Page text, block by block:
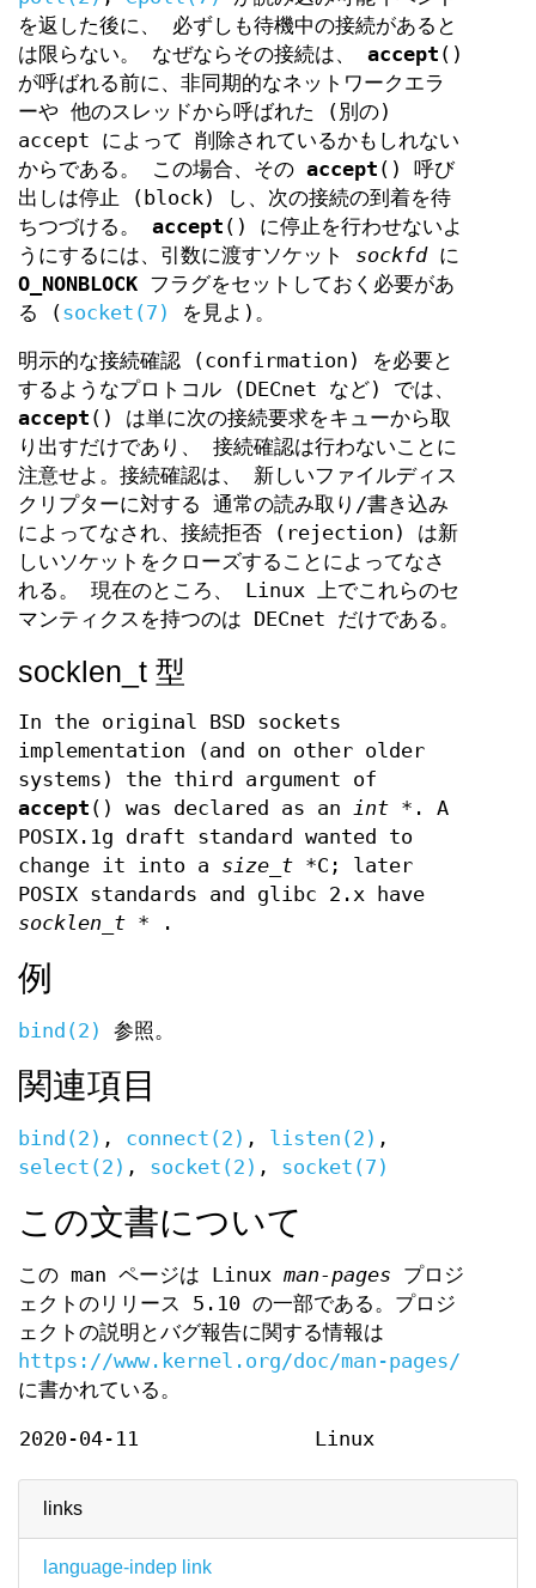
links
language-indep link
を返した後に、 必ずしも待機中の接続があると
は限らない。 なぜならその接続は、 accept ()
が呼ばれる前に、非同期的なネットワークエラ
ーや 他のスレッドから呼ばれた (別の)
accept によって 削除されているかもしれない
からである。 この場合、その accept () 呼び
出しは停止 (block) し、次の接続の到着を待
ちつづける。 accept () に停止を行わせないよ
うにするには、引数に渡すソケット sockfdに
O_NONBLOCK フラグをセットしておく必要があ
る (socket(7) を見よ)。
明示的な接続確認 (confirmation) を必要と
するようなプロトコル (DECnet など) では、
accept () は単に次の接続要求をキューから取
り出すだけであり、 接続確認は行わないことに
注意せよ。接続確認は、 新しいファイルディス
クリプターに対する 通常の読み取り/書き込み
によってなされ、接続拒否 (rejection) は新
しいソケットをクローズすることによってなさ
れる。 現在のところ、 Linux 上でこれらのセ
マンティクスを持つのは DECnet だけである。
socklen_t 型
In the original BSD sockets
implementation (and on other older
systems) the third argument of
accept () was declared as an int * . A
POSIX.1g draft standard wanted to
change it into a size_t *C; later
POSIX standards and glibc 2.x have
socklen_t *
.
例
bind(2) 参照。
関連項目
bind(2) , connect(2) , listen(2) ,
select(2) , socket(2) , socket(7)
この文書について
この man ページは Linux man-pages プロジ
ェクトのリリース 5.10 の一部である。プロジ
ェクトの説明とバグ報告に関する情報は
https://www.kernel.org/doc/man-pages/
に書かれている。
2020-04-11 Linux